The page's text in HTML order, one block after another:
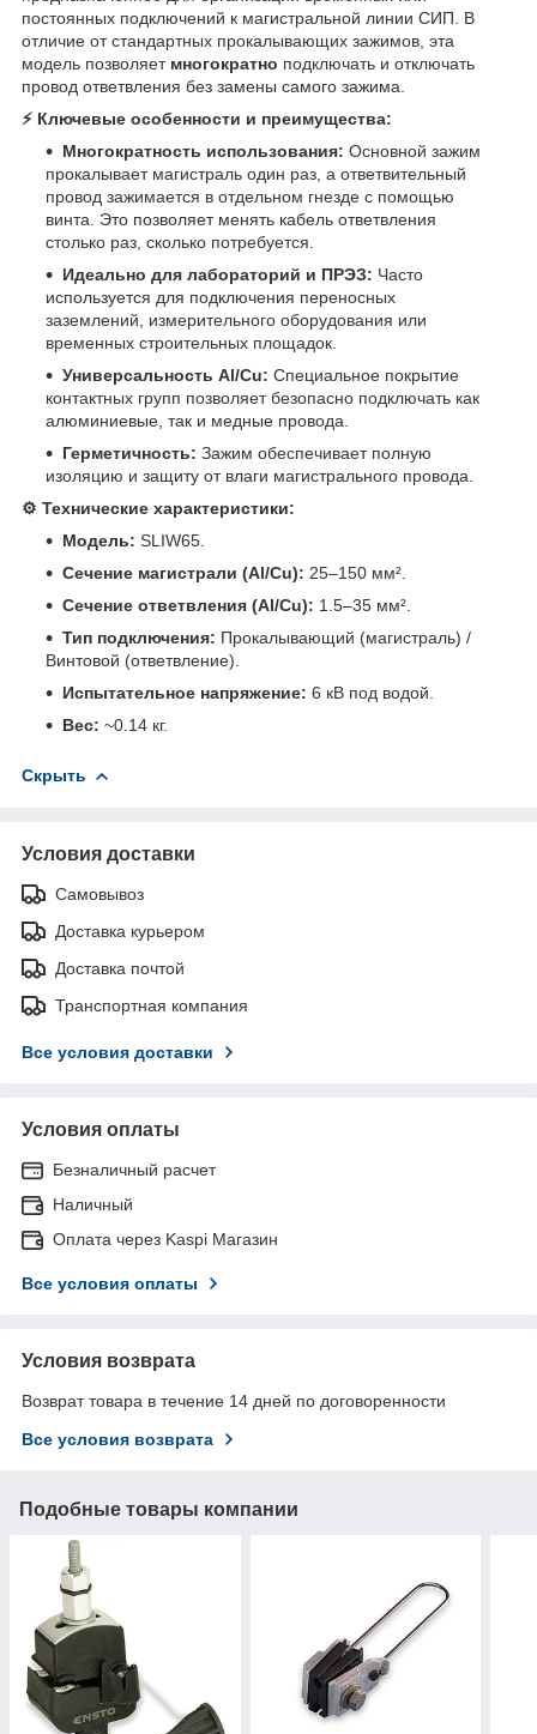
постоянных подключений к магистральной линии СИП. В
отличие от стандартных прокалывающих зажимов, эта
модель позволяет многократно подключать и отключать
провод ответвления без замены самого зажима.
⚡️ Ключевые особенности и преимущества:
Многократность использования: Основной зажим
прокалывает магистраль один раз, а ответвительный
провод зажимается в отдельном гнезде с помощью
винта. Это позволяет менять кабель ответвления
столько раз, сколько потребуется.
Идеально для лабораторий и ПРЭЗ: Часто
используется для подключения переносных
заземлений, измерительного оборудования или
временных строительных площадок.
Универсальность Al/Cu: Специальное покрытие
контактных групп позволяет безопасно подключать как
алюминиевые, так и медные провода.
Герметичность: Зажим обеспечивает полную
изоляцию и защиту от влаги магистрального провода.
⚙️ Технические характеристики:
Модель: SLIW65.
Сечение магистрали (Al/Cu): 25–150 мм².
Сечение ответвления (Al/Cu): 1.5–35 мм².
Тип подключения: Прокалывающий (магистраль) /
Винтовой (ответвление).
Испытательное напряжение: 6 кВ под водой.
Вес: ~0.14 кг.
Скрыть
Условия доставки
Самовывоз
Доставка курьером
Доставка почтой
Транспортная компания
Все условия доставки
Условия оплаты
Безналичный расчет
Наличный
Оплата через Kaspi Магазин
Все условия оплаты
Условия возврата
Возврат товара в течение 14 дней по договоренности
Все условия возврата
Подобные товары компании